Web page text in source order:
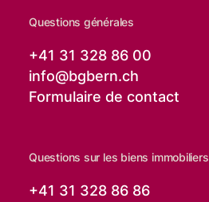
Questions générales
+41 31 328 86 00
info@bgbern.ch
Formulaire de contact
Questions sur les biens immobiliers
+41 31 328 86 86